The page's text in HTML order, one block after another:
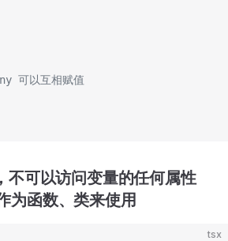
可以互相赋值
可以访问变量的任何属性
为函数、类来使用
tsx